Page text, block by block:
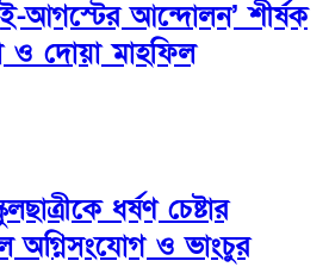
আগস্টের আন্দোলন’ শীর্ষক
দোয়া মাহফিল
ধর্ষণ চেষ্টার
অগ্নিসংযোগ ও ভাংচুর